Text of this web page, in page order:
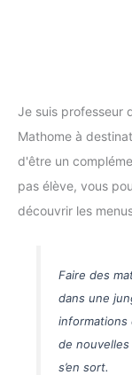
Je suis professeur
Mathome à
d'être un
pas élève, vous
découvrir les
Faire des
dans une
informations
de
s’en sort.